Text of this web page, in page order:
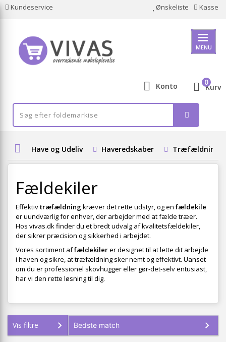
Kundeservice Ønskeliste Kasse
MENU
Konto Kurv
0
Have og Udeliv Haveredskaber
Fældekiler
Effektivtræfældningkræver det rette udstyr, og en fældekile
er uundværlig for enhver, der arbejder med at fælde træer.
Hos vivas.dk finder du et bredt udvalg af kvalitetsfældekiler,
der sikrer præcision og sikkerhed i arbejdet.
Vores sortiment affældekilerer designet til at lette dit arbejde
i haven og sikre, at træfældning sker nemt og effektivt. Uanset
om du er professionel skovhugger eller gør-det-selv entusiast,
har vi den rette løsning til dig.
Vis filtre